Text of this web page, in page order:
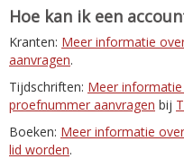
Hoe kan ik een
Kranten: Meer informatie
aanvragen.
Tijdschriften: Meer
proefnummer aanvragen bij
Boeken: Meer informatie
lid worden.